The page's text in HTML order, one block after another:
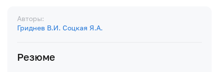
Авторы:
Гриднев В.И. Соцкая Я.А.
Резюме